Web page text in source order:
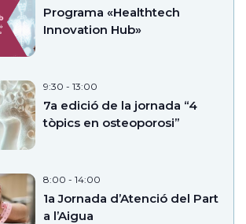
Programa «Healthtech
Innovation Hub»
9:30 - 13:00
7a edició de la jornada “4
tòpics en osteoporosi”
8:00 - 14:00
1a Jornada d’Atenció del Part
a l’Aigua